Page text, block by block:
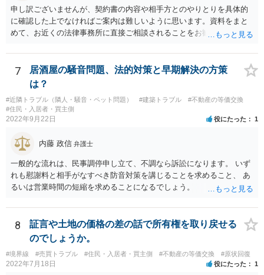
で、平成４年７月３１日以前に締結された借地契約については、依然
として旧借地法が適用されます。 なお、適用される法律が旧借地
法、借地借家法のいずれであったとしても、家主側の更新拒絶には正
契約が締結されている場合、契約の更新がないことを前提とする一般
定期借地権となっている可能性もあるので、契約内容の確認をしてみ
容とする特約は、借地人に不利な特約として無効とされます。 しか
しながら、存続期間を50年以上とする借地契約を締結するに際し、３
③建物買取請求をしない）を付ける、一般定期借地権を設定するこが
認められています（借地借家法22条）。 【参考】借地借家法 第２２条
（一般定期借地権） 存続期間を５０年以上として借地権を設定する
場合においては、第９条及び第１６条の規定にかかわらず、契約の更
新（更新の請求及び土地の使用の継続によるものを含む。次条第１項
ことができる。この場合においては、その特約は、公正証書による等
書面によってしなければならない。
申し訳ございませんが、契約書の内容や相手方とのやりとりを具体的
に確認した上でなければご案内は難しいように思います。資料をまと
めて、お近くの法律事務所に直接ご相談されることをお勧めいたしま
7
居酒屋の騒音問題、法的対策と早期解決の方策
は？
#近隣トラブル（隣人・騒音・ペット問題） #建築トラブル
#不動産の等価交換
#住民・入居者・買主側
2022年9月22日 役にたった 1
内藤 政信 弁護士
一般的な流れは、民事調停申し立て、不調なら訴訟になります。 いず
れも慰謝料と相手がなすべき防音対策を講じることを求めること、 あ
るいは営業時間の短縮を求めることになるでしょう。
8
証言や土地の価格の差の話で所有権を取り戻せる
のでしょうか。
#境界線 #売買トラブル #住民・入居者・買主側 #不動産の等価交換 #原状回復
2022年7月18日 役にたった 1